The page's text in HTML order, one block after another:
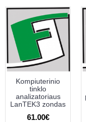
Kompiuterinio
tinklo
analizatoriaus
LanTEK3 zondas
61.00€